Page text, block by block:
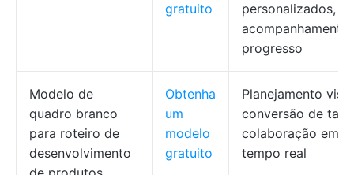
gratuito
personalizados,
acompanhamento
progresso
Modelo de
quadro branco
para roteiro de
desenvolvimento
Obtenha
um
modelo
gratuito
Planejamento
conversão de
colaboração em
tempo real